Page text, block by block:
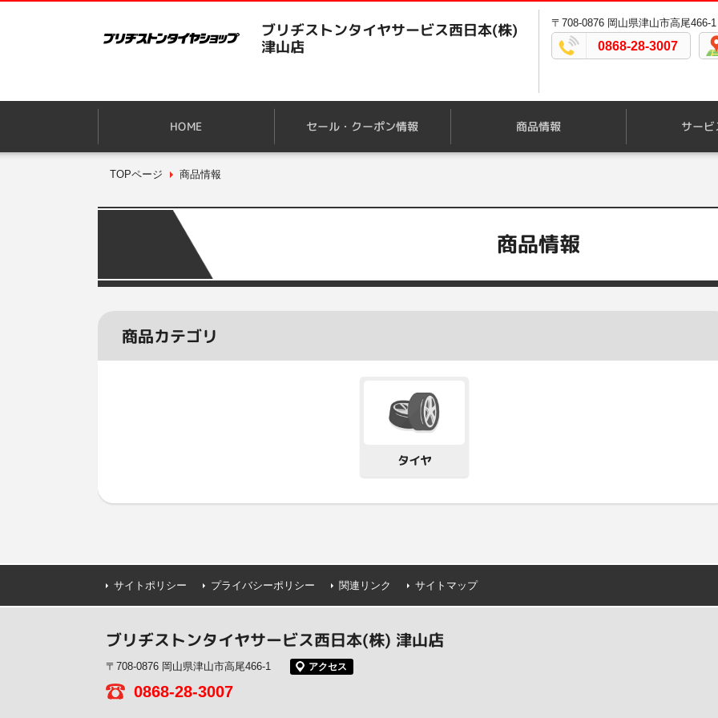
ブリヂストンタイヤサービス西日本(株)
津山店
〒708-0876 岡山県津山市高尾466-1
0868-28-3007
HOME セール・クーポン情報 商品情報 サー
TOPページ 商品情報
商品情報
商品カテゴリ
タイヤ
サイトポリシー プライバシーポリシー 関連リンク サイトマップ
ブリヂストンタイヤサービス西日本(株) 津山店
〒708-0876 岡山県津山市高尾466-1 アクセス
0868-28-3007